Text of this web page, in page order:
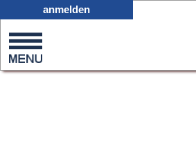
0
on
anmelden